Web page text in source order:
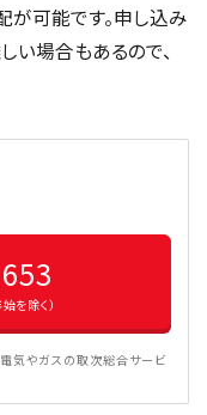
可能です。申し込み
い場合もあるので、
除く）
気やガスの取次総合サービ